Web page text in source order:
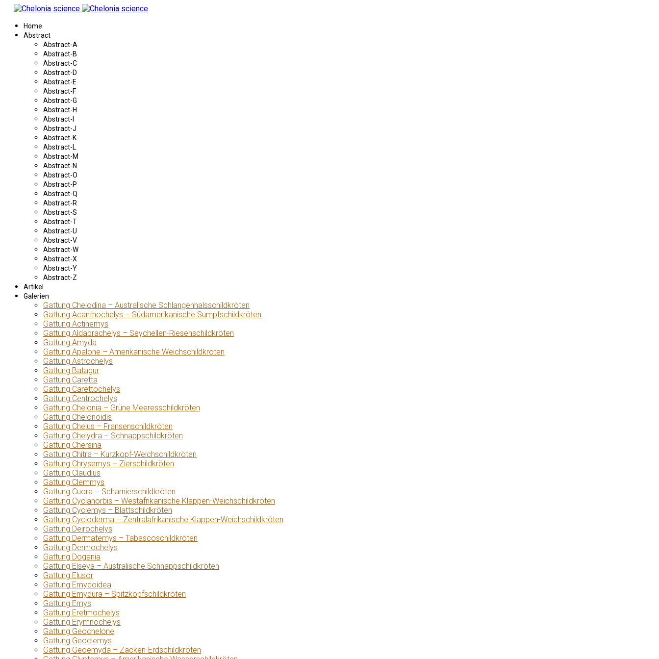
Home
Abstract
Abstract-A
Abstract-B
Abstract-C
Abstract-D
Abstract-E
Abstract-F
Abstract-G
Abstract-H
Abstract-I
Abstract-J
Abstract-K
Abstract-L
Abstract-M
Abstract-N
Abstract-O
Abstract-P
Abstract-Q
Abstract-R
Abstract-S
Abstract-T
Abstract-U
Abstract-V
Abstract-W
Abstract-X
Abstract-Y
Abstract-Z
Artikel
Galerien
Gattung Chelodina – Australische Schlangenhalsschildkröten
Gattung Acanthochelys – Südamerikanische Sumpfschildkröten
Gattung Actinemys
Gattung Aldabrachelys – Seychellen-Riesenschildkröten
Gattung Amyda
Gattung Apalone – Amerikanische Weichschildkröten
Gattung Astrochelys
Gattung Batagur
Gattung Caretta
Gattung Carettochelys
Gattung Centrochelys
Gattung Chelonia – Grüne Meeresschildkröten
Gattung Chelonoidis
Gattung Chelus – Fransenschildkröten
Gattung Chelydra – Schnappschildkröten
Gattung Chersina
Gattung Chitra – Kurzkopf-Weichschildkröten
Gattung Chrysemys – Zierschildkröten
Gattung Claudius
Gattung Clemmys
Gattung Cuora – Scharnierschildkröten
Gattung Cyclanorbis – Westafrikanische Klappen-Weichschildkröten
Gattung Cyclemys – Blattschildkröten
Gattung Cycloderma – Zentralafrikanische Klappen-Weichschildkröten
Gattung Deirochelys
Gattung Dermatemys – Tabascoschildkröten
Gattung Dermochelys
Gattung Dogania
Gattung Elseya – Australische Schnappschildkröten
Gattung Elusor
Gattung Emydoidea
Gattung Emydura – Spitzkopfschildkröten
Gattung Emys
Gattung Eretmochelys
Gattung Erymnochelys
Gattung Geochelone
Gattung Geoclemys
Gattung Geoemyda – Zacken-Erdschildkröten